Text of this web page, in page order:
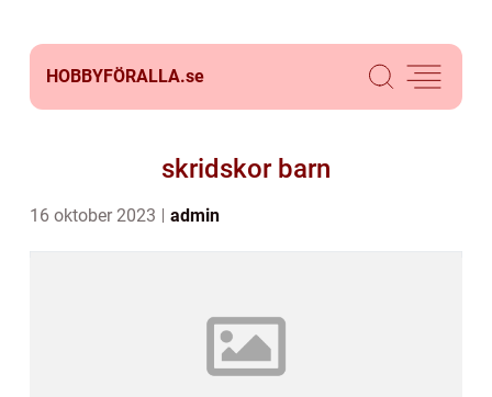
HOBBYFÖRALLA.se
skridskor barn
16 oktober 2023 admin